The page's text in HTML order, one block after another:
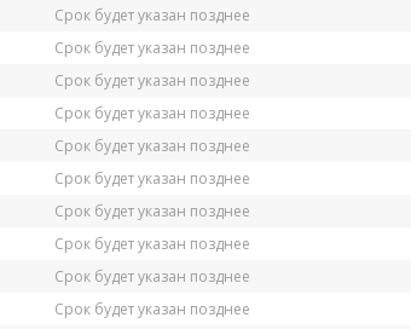
Срок будет указан позднее
Срок будет указан позднее
Срок будет указан позднее
Срок будет указан позднее
Срок будет указан позднее
Срок будет указан позднее
Срок будет указан позднее
Срок будет указан позднее
Срок будет указан позднее
Срок будет указан позднее